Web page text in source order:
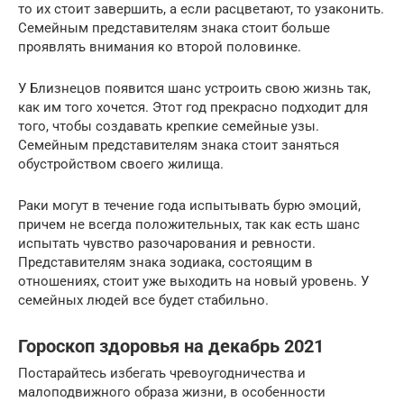
то их стоит завершить, а если расцветают, то узаконить.
Семейным представителям знака стоит больше
проявлять внимания ко второй половинке.
У Близнецов появится шанс устроить свою жизнь так,
как им того хочется. Этот год прекрасно подходит для
того, чтобы создавать крепкие семейные узы.
Семейным представителям знака стоит заняться
обустройством своего жилища.
Раки могут в течение года испытывать бурю эмоций,
причем не всегда положительных, так как есть шанс
испытать чувство разочарования и ревности.
Представителям знака зодиака, состоящим в
отношениях, стоит уже выходить на новый уровень. У
семейных людей все будет стабильно.
Гороскоп здоровья на декабрь 2021
Постарайтесь избегать чревоугодничества и
малоподвижного образа жизни, в особенности